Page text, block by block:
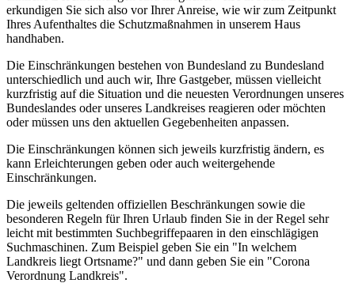
erkundigen Sie sich also vor Ihrer Anreise, wie wir zum Zeitpunkt
Ihres Aufenthaltes die Schutzmaßnahmen in unserem Haus
handhaben.
Die Einschränkungen bestehen von Bundesland zu Bundesland
unterschiedlich und auch wir, Ihre Gastgeber, müssen vielleicht
kurzfristig auf die Situation und die neuesten Verordnungen unseres
Bundeslandes oder unseres Landkreises reagieren oder möchten
oder müssen uns den aktuellen Gegebenheiten anpassen.
Die Einschränkungen können sich jeweils kurzfristig ändern, es
kann Erleichterungen geben oder auch weitergehende
Einschränkungen.
Die jeweils geltenden offiziellen Beschränkungen sowie die
besonderen Regeln für Ihren Urlaub finden Sie in der Regel sehr
leicht mit bestimmten Suchbegriffepaaren in den einschlägigen
Suchmaschinen. Zum Beispiel geben Sie ein "In welchem
Landkreis liegt Ortsname?" und dann geben Sie ein "Corona
Verordnung Landkreis".